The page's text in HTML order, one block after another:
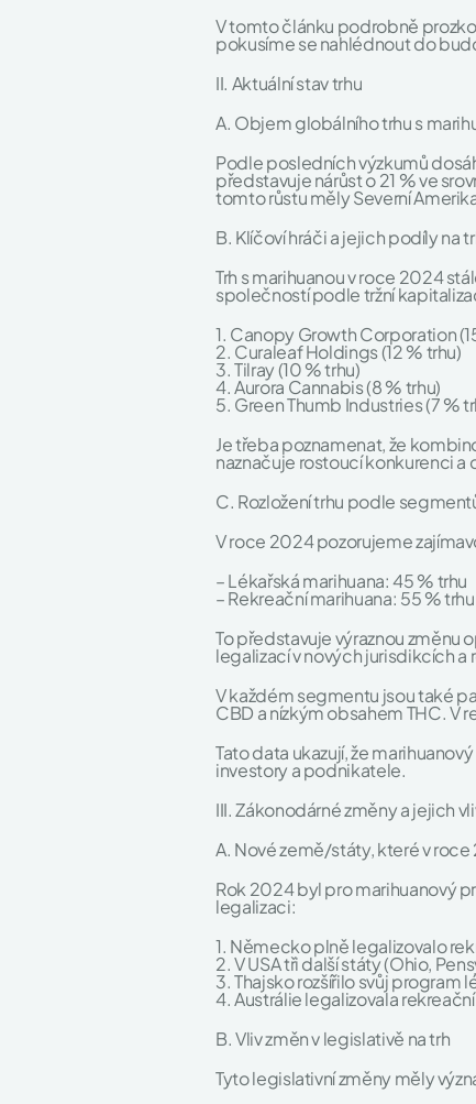
V tomto článku podrobně
pokusíme se nahlédnout do
II. Aktuální stav trhu
A. Objem globálního trhu s
Podle posledních výzkumů
představuje nárůst o 21 % ve
tomto růstu měly Severní
B. Klíčoví hráči a jejich podíly na
Trh s marihuanou v roce 2024
společností podle tržní
1. Canopy Growth Corporation
2. Curaleaf Holdings (12 % trhu)
3. Tilray (10 % trhu)
4. Aurora Cannabis (8 % trhu)
5. Green Thumb Industries (7 %
Je třeba poznamenat, že
naznačuje rostoucí konkurenci a
C. Rozložení trhu podle
V roce 2024 pozorujeme
– Lékařská marihuana: 45 % trhu
– Rekreační marihuana: 55 % trhu
To představuje výraznou
legalizací v nových jurisdikcích
V každém segmentu jsou také
CBD a nízkým obsahem THC.
Tato data ukazují, že
investory a podnikatele.
III. Zákonodárné změny a jejich
A. Nové země/státy, které v
Rok 2024 byl pro marihuanový
legalizaci:
1. Německo plně legalizovalo
2. V USA tři další státy (Ohio,
3. Thajsko rozšířilo svůj program
4. Austrálie legalizovala
B. Vliv změn v legislativě na trh
Tyto legislativní změny měly